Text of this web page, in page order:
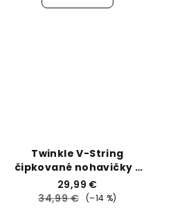
Twinkle V-String
čipkované nohavičky s
trblietavými
ramienkami Victoria's
29,99 €
34,99 € (–14 %)